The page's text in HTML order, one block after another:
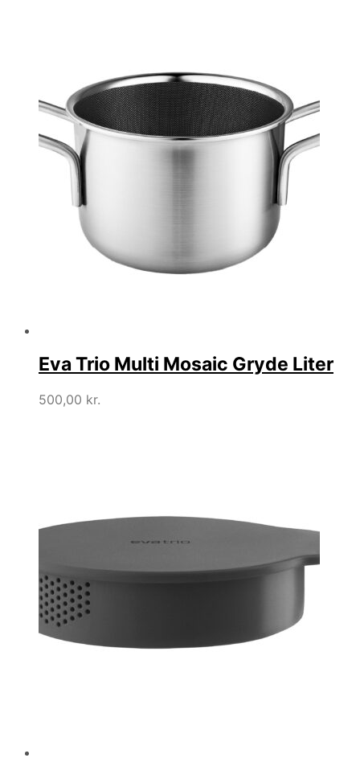
Eva Trio Multi Mosaic Gryde Liter
500,00 kr.